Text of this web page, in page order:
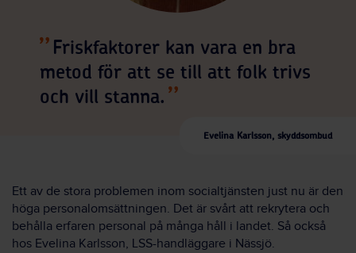
Friskfaktorer kan vara en bra
metod för att se till att folk trivs
och vill stanna.
Evelina Karlsson, skyddsombud
Ett av de stora problemen inom socialtjänsten just nu är den
höga personalomsättningen. Det är svårt att rekrytera och
behålla erfaren personal på många håll i landet. Så också
hos Evelina Karlsson, LSS-handläggare i Nässjö.